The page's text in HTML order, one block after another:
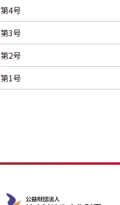
第4号
第3号
第2号
第1号